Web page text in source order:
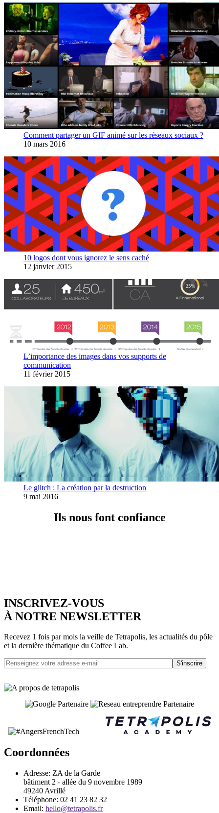
Comment partager un GIF animé sur les réseaux sociaux ?
10 mars 2016
10 logos dont vous ignorez le sens caché
12 janvier 2015
L’importance des images dans vos supports de
communication
11 février 2015
Le glitch : La création par la destruction
9 mai 2016
Ils nous font confiance
INSCRIVEZ-VOUS
À NOTRE NEWSLETTER
Recevez 1 fois par mois la veille de Tetrapolis, les actualités du pôle
et la dernière thématique du Coffee Lab.
S'inscrire
Coordonnées
Adresse: ZA de la Garde
bâtiment 2 - allée du 9 novembre 1989
49240 Avrillé
Téléphone: 02 41 23 82 32
Email: hello@tetrapolis.fr